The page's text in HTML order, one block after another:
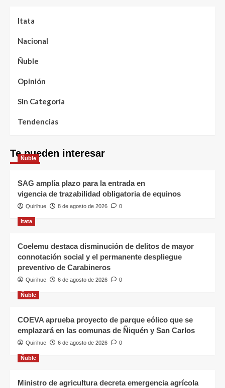
Itata
Nacional
Ñuble
Opinión
Sin Categoría
Tendencias
Te pueden interesar
Ñuble
SAG amplía plazo para la entrada en
vigencia de trazabilidad obligatoria de equinos
Quirihue 8 de agosto de 2026 0
Itata
Coelemu destaca disminución de delitos de mayor
connotación social y el permanente despliegue
preventivo de Carabineros
Quirihue 6 de agosto de 2026 0
Ñuble
COEVA aprueba proyecto de parque eólico que se
emplazará en las comunas de Ñiquén y San Carlos
Quirihue 6 de agosto de 2026 0
Ñuble
Ministro de agricultura decreta emergencia agrícola